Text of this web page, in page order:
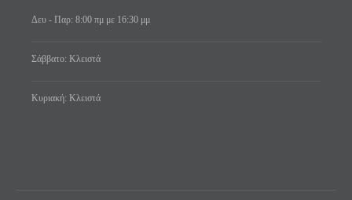
Δευ - Παρ: 8:00 πμ με 16:30 μμ
Σάββατο: Κλειστά
Κυριακή: Κλειστά